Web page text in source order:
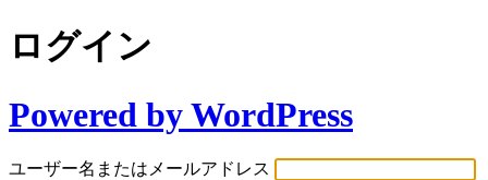
ログイン
Powered by WordPress
ユーザー名またはメールアドレス